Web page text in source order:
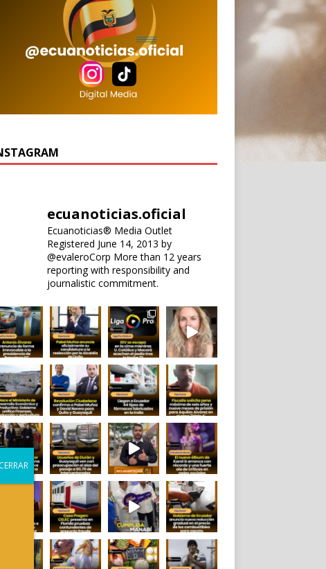
ecuanoticias.oficial
Ecuanoticias® Media Outlet
Registered June 14, 2013 by
@evaleroCorp More than 12 years
reporting with responsibility and
journalistic commitment.